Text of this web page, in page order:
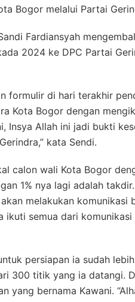
Bogor melalui Partai
Fardiansyah
2024 ke DPC Partai
formulir di hari terakhir
Kota Bogor dengan
Insya Allah ini jadi bukti
kata Sendi.
calon wali Kota Bogor
1% nya lagi adalah
melakukan komunikasi
ikuti semua dari
persiapan ia sudah
300 titik yang ia datangi.
yang bernama Kawani.